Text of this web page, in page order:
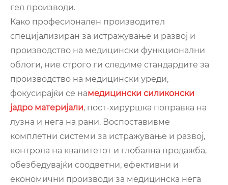
гел производи.
Како професионален производител
специјализиран за истражување и развој и
производство на медицински функционални
облоги, ние строго ги следиме стандардите за
производство на медицински уреди,
фокусирајќи се намедицински силиконски
јадро материјали, пост-хируршка поправка на
лузна и нега на рани. Воспоставивме
комплетни системи за истражување и развој,
контрола на квалитетот и глобална продажба,
обезбедувајќи соодветни, ефективни и
економични производи за медицинска нега